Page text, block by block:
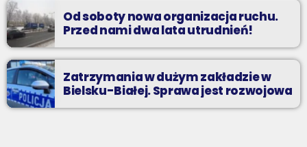
Od soboty nowa organizacja ruchu.
Przed nami dwa lata utrudnień!
Zatrzymania w dużym zakładzie w
Bielsku-Białej. Sprawa jest rozwojowa